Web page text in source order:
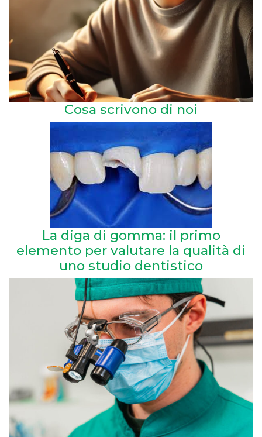
Cosa scrivono di noi
La diga di gomma: il primo
elemento per valutare la qualità di
uno studio dentistico